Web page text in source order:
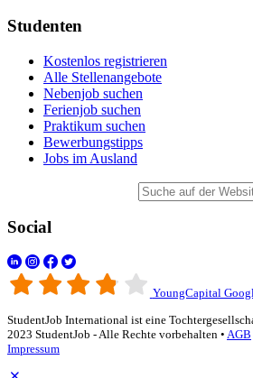
Studenten
Kostenlos registrieren
Alle Stellenangebote
Nebenjob suchen
Ferienjob suchen
Praktikum suchen
Bewerbungstipps
Jobs im Ausland
Social
YoungCapital
StudentJob International ist eine
2023 StudentJob - Alle Rechte vorbehalten • AGB
Impressum